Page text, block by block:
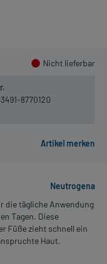
Nicht lieferbar
8770120
Neutrogena
die tägliche Anwendung
Tagen. Diese
Füße zieht schnell ein
Haut.